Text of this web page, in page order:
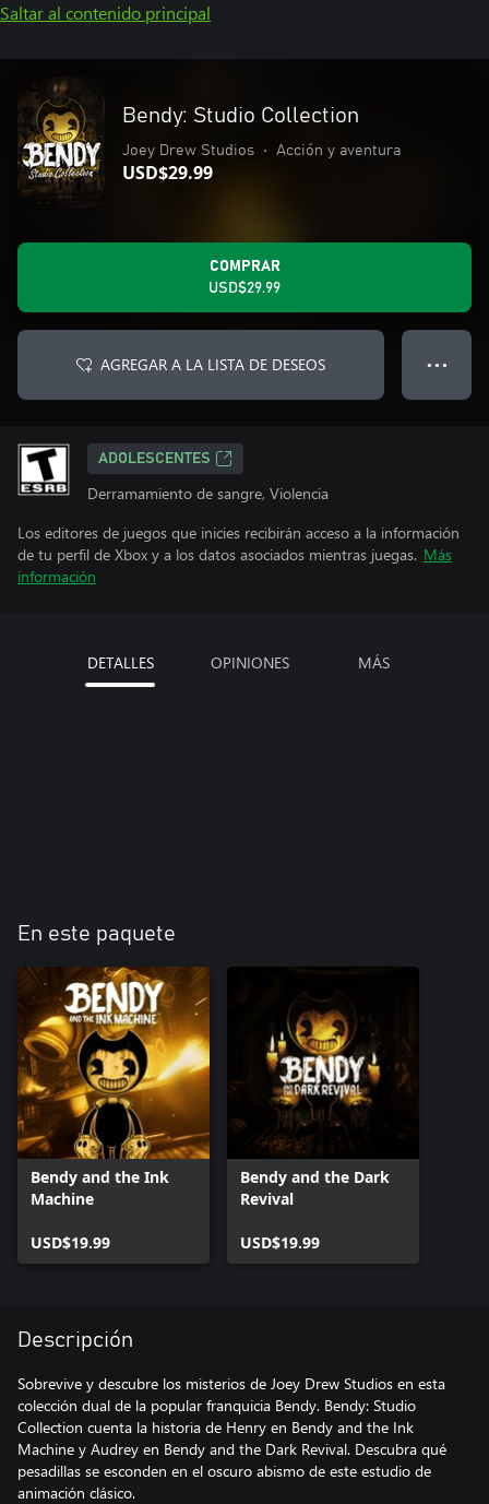
Saltar al contenido principal
Bendy: Studio Collection
Joey Drew Studios • Acción y aventura
USD$29.99
COMPRAR
USD$29.99
AGREGAR A LA LISTA DE DESEOS ● ● ●
ADOLESCENTES
Derramamiento de sangre, Violencia
Los editores de juegos que inicies recibirán acceso a la información
de tu perfil de Xbox y a los datos asociados mientras juegas. Más
información
DETALLES OPINIONES MÁS
En este paquete
Bendy and the Ink
Machine
USD$19.99
Bendy and the Dark
Revival
USD$19.99
Descripción
Sobrevive y descubre los misterios de Joey Drew Studios en esta
colección dual de la popular franquicia Bendy. Bendy: Studio
Collection cuenta la historia de Henry en Bendy and the Ink
Machine y Audrey en Bendy and the Dark Revival. Descubra qué
pesadillas se esconden en el oscuro abismo de este estudio de
animación clásico.